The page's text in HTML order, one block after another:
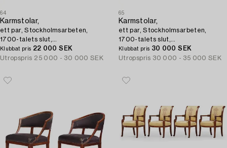
64
Karmstolar,
ett par, Stockholmsarbeten,
1700-talets slut,
Sengustavianska.
Klubbat pris 22 000 SEK
Utropspris 25 000 - 30 000 SEK
65
Karmstolar,
ett par, Stockholmsarbeten,
1700-talets slut,
Sengustavianska.
Klubbat pris 30 000 SEK
Utropspris 30 000 - 35 000 SEK